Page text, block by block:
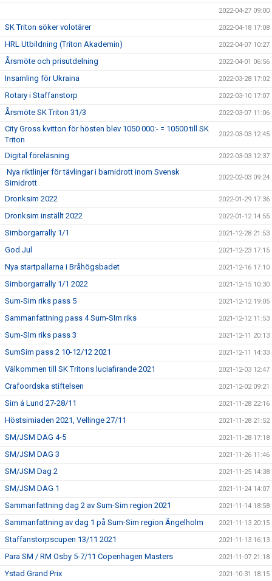
2022-04-27 09:00
SK Triton söker volotärer 2022-04-18 17:08
HRL Utbildning (Triton Akademin) 2022-04-07 10:27
Årsmöte och prisutdelning 2022-04-01 06:56
Insamling för Ukraina 2022-03-28 17:02
Rotary i Staffanstorp 2022-03-10 17:07
Årsmöte SK Triton 31/3 2022-03-07 11:06
City Gross kvitton för hösten blev 1050 000:- = 10500 till SK
Triton
2022-03-03 12:45
Digital föreläsning 2022-03-03 12:37
Nya riktlinjer för tävlingar i barnidrott inom Svensk
Simidrott
2022-02-03 09:24
Dronksim 2022 2022-01-29 17:36
Dronksim inställt 2022 2022-01-12 14:55
Simborgarrally 1/1 2021-12-28 21:53
God Jul 2021-12-23 17:15
Nya startpallarna i Bråhögsbadet 2021-12-16 17:10
Simborgarrally 1/1 2022 2021-12-15 10:30
Sum-Sim riks pass 5 2021-12-12 19:05
Sammanfattning pass 4 Sum-SIm riks 2021-12-12 11:53
Sum-SIm riks pass 3 2021-12-11 20:13
SumSim pass 2 10-12/12 2021 2021-12-11 14:33
Välkommen till SK Tritons luciafirande 2021 2021-12-03 12:47
Crafoordska stiftelsen 2021-12-02 09:21
Sim á Lund 27-28/11 2021-11-28 22:16
Höstsimiaden 2021, Vellinge 27/11 2021-11-28 21:52
SM/JSM DAG 4-5 2021-11-28 17:18
SM/JSM DAG 3 2021-11-26 11:46
SM/JSM Dag 2 2021-11-25 14:38
SM/JSM DAG 1 2021-11-24 14:07
Sammanfattning dag 2 av Sum-Sim region 2021 2021-11-14 18:58
Sammanfattning av dag 1 på Sum-Sim region Ängelholm 2021-11-13 20:15
Staffanstorpscupen 13/11 2021 2021-11-13 16:13
Para SM / RM Osby 5-7/11 Copenhagen Masters 2021-11-07 21:18
Ystad Grand Prix 2021-10-31 18:15